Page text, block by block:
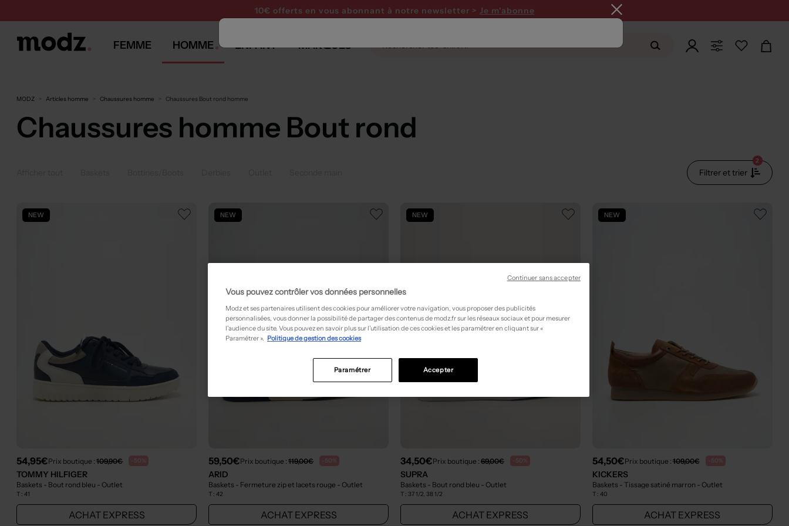
10€ offerts en vous abonnant à notre newsletter > Je m'abonne
FEMME HOMME ENFANT MARQUES
MODZ Articles homme Chaussures homme Chaussures Bout rond homme
Chaussures homme Bout rond
Filtrer et trier
2
NEW
54,95€Prix boutique :109,90€ -50%
TOMMY HILFIGER
Baskets - Bout rond bleu - Outlet
T :41
ACHAT EXPRESS
NEW
59,50€Prix boutique :119,00€ -50%
ARID
Baskets - Fermeture zip et lacets rouge - Outlet
T :42
ACHAT EXPRESS
NEW
34,50€Prix boutique : 69,00€ -50%
SUPRA
Baskets - Bout rond bleu - Outlet
T : 37 1/2, 38 1/2
ACHAT EXPRESS
NEW
54,50€Prix boutique : 109,00€ -50%
KICKERS
Baskets - Tissage satiné marron - Outlet
T : 40
ACHAT EXPRESS
Vous pouvez contrôler vos données personnelles
Modz et ses partenaires utilisent des cookies pour améliorer votre navigation, vous proposer des publicités
personnalisées, vous donner la possibilité de partager des contenus de modz.fr sur les réseaux sociaux et pour mesurer
l’audience du site. Vous pouvez en savoir plus sur l’utilisation de ces cookies et les paramétrer en cliquant sur «
Paramétrer ». Politique de gestion des cookies
Accepter
Paramétrer
Continuer sans accepter